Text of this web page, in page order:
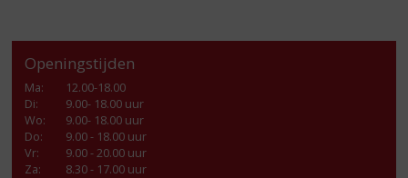
Openingstijden
Ma:
12.00-18.00
Di:
9.00- 18.00 uur
Wo:
9.00- 18.00 uur
Do:
9.00 - 18.00 uur
Vr:
9.00 - 20.00 uur
Za:
8.30 - 17.00 uur